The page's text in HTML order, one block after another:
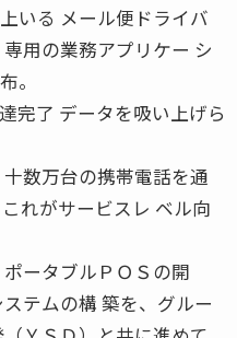
いる メール便ドライバ
用の業務アプリケー シ
。
完了 データを吸い上げら
数万台の携帯電話を通
れがサービスレ ベル向
ータブルＰＯＳの開
ムの構 築を、グルー